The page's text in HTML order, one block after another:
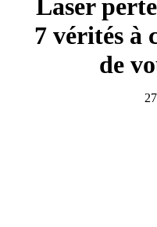
Laser
7 vérités à
de